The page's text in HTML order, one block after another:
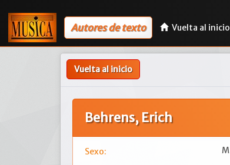
Autores de texto Vuelta al inicio
Vuelta al inicio
Behrens, Erich
Sexo: M